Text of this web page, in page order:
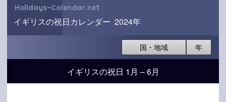
Holidays-Calendar.net
イギリスの祝日カレンダー 2024年
国・地域 年
イギリスの祝日 1月 – 6月